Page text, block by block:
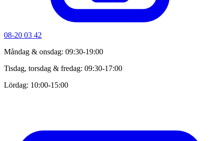
08-20 03 42
Måndag & onsdag: 09:30-19:00
Tisdag, torsdag & fredag: 09:30-17:00
Lördag: 10:00-15:00